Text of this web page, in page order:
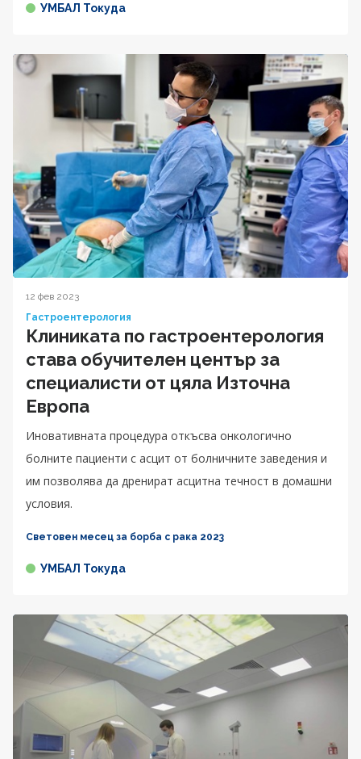
УМБАЛ Токуда
12 фев 2023
Гастроентерология
Клиниката по гастроентерология
става обучителен център за
специалисти от цяла Източна
Европа
Иновативната процедура откъсва онкологично
болните пациенти с асцит от болничните заведения и
им позволява да дренират асцитна течност в домашни
условия.
Световен месец за борба с рака 2023
УМБАЛ Токуда